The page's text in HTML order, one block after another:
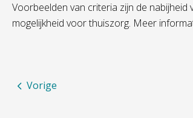
Voorbeelden van criteria zijn de
mogelijkheid voor thuiszorg. Meer
Vorige